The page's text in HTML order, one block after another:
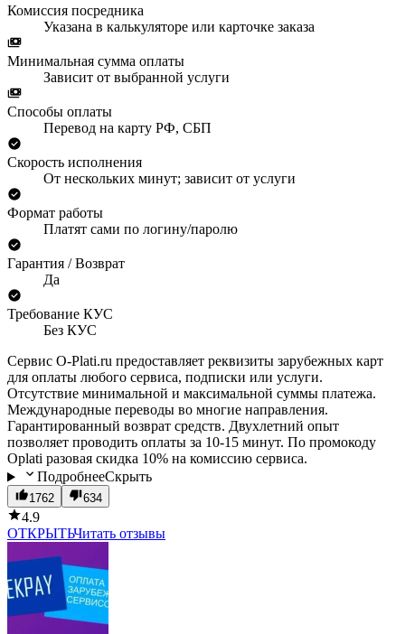
Комиссия посредника
Указана в калькуляторе или карточке заказа
Минимальная сумма оплаты
Зависит от выбранной услуги
Способы оплаты
Перевод на карту РФ, СБП
Скорость исполнения
От нескольких минут; зависит от услуги
Формат работы
Платят сами по логину/паролю
Гарантия / Возврат
Да
Требование КУС
Без КУС
Сервис O-Plati.ru предоставляет реквизиты зарубежных карт
для оплаты любого сервиса, подписки или услуги.
Отсутствие минимальной и максимальной суммы платежа.
Международные переводы во многие направления.
Гарантированный возврат средств. Двухлетний опыт
позволяет проводить оплаты за 10-15 минут. По промокоду
Oplati разовая скидка 10% на комиссию сервиса.
ПодробнееСкрыть
1762 634
4.9
ОТКРЫТЬЧитать отзывы